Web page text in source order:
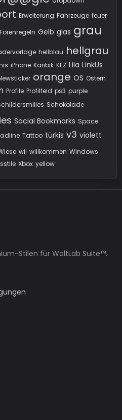
Erweiterung Fahrzeuge feuer
Forenregeln Gelb glas grau
hellblau hellgrau
iPhone Karibik KFZ Lila LinkUs
orange OS Ostern
Profile Profilfeld ps3 purple
Schokolade
Social Bookmarks Space
Tattoo türkis v3 violett
wii willkommen Windows
Xbox yellow
Stilen für WoltLab Suite™.